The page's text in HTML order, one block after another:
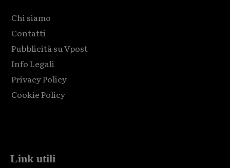
Chi siamo
Contatti
Pubblicità su Vpost
Info Legali
Privacy Policy
Cookie Policy
Link utili